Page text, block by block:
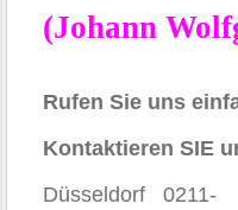
(Johann
Rufen Sie uns
Kontaktieren SIE
Düsseldorf